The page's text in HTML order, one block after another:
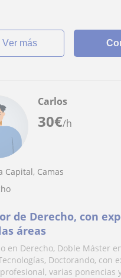
ver más
30€/h
Carlos
Capital, Camas
de Derecho, con
áreas
en Derecho, Doble Máster
Doctorando, con
varias ponencias